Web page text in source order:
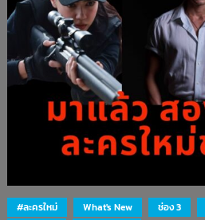
#ละครใหม่ What's New ช่อง 3